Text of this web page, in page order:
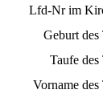
Lfd-Nr im
Geburt
Taufe
Vorname